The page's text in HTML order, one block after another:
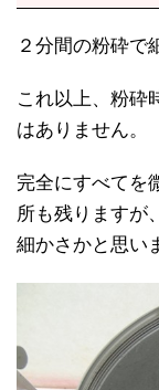
２分間の粉砕で
これ以上、粉砕
はありません。
完全にすべてを
所も残りますが
細かさかと思い